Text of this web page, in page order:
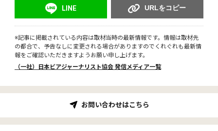
LINE URLをコピー
※記事に掲載されている内容は取材当時の最新情報です。情報は取材先
の都合で、予告なしに変更される場合がありますのでくれぐれも最新情
報をご確認いただきますようお願い申し上げます。
（一社）日本ビアジャーナリスト協会 発信メディア一覧
お問い合わせはこちら